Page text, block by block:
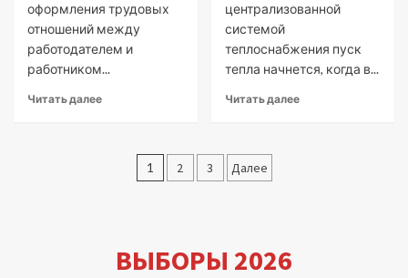
оформления трудовых
отношений между
работодателем и
работником...
Читать далее
централизованной
системой
теплоснабжения пуск
тепла начнется, когда в...
Читать далее
Пагинация
1 2 3 Далее
ВЫБОРЫ 2026